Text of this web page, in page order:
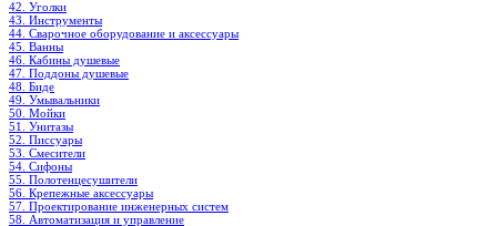
42. Уголки
43. Инструменты
44. Сварочное оборудование и аксессуары
45. Ванны
46. Кабины душевые
47. Поддоны душевые
48. Биде
49. Умывальники
50. Мойки
51. Унитазы
52. Писсуары
53. Смесители
54. Сифоны
55. Полотенцесушители
56. Крепежные аксессуары
57. Проектирование инженерных систем
58. Автоматизация и управление